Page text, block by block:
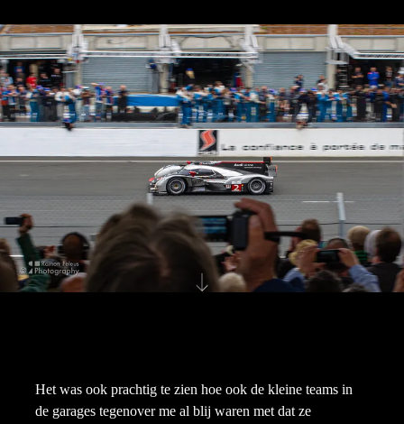
Het was ook prachtig te zien hoe ook de kleine teams in
de garages tegenover me al blij waren met dat ze